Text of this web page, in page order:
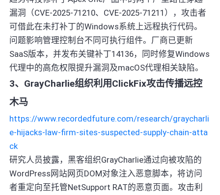
漏洞（CVE-2025-71210、CVE-2025-71211），攻击者
可借此在未打补丁的Windows系统上远程执行代码。
问题影响管理控制台不同可执行组件。厂商已更新
SaaS版本，并发布关键补丁14136，同时修复Windows
代理中的高危权限提升漏洞及macOS代理相关缺陷。
3、GrayCharlie组织利用ClickFix攻击传播远控
木马
https://www.recordedfuture.com/research/graycharli
e-hijacks-law-firm-sites-suspected-supply-chain-atta
ck
研究人员披露，黑客组织GrayCharlie通过向被攻陷的
WordPress网站网页DOM对象注入恶意脚本，将访问
者重定向至托管NetSupport RAT的恶意页面。攻击利